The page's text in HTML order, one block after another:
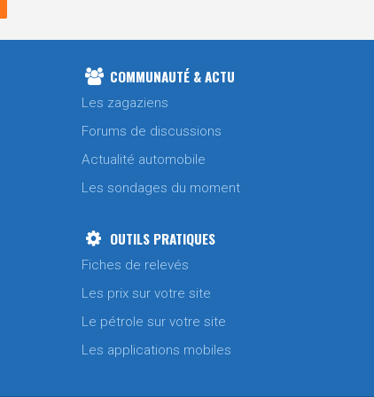
COMMUNAUTÉ & ACTU
Les zagaziens
Forums de discussions
Actualité automobile
Les sondages du moment
OUTILS PRATIQUES
Fiches de relevés
Les prix sur votre site
Le pétrole sur votre site
Les applications mobiles